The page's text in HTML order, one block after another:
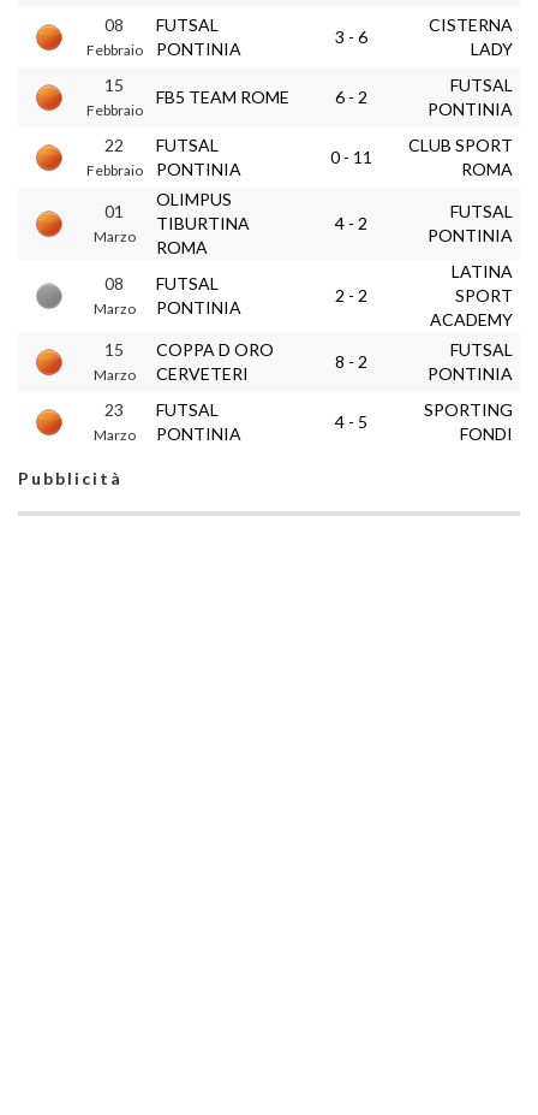
08
Febbraio
FUTSAL
PONTINIA
3 - 6
CISTERNA
LADY
15
Febbraio
FB5 TEAM ROME 6 - 2
FUTSAL
PONTINIA
22
Febbraio
FUTSAL
PONTINIA
0 - 11
CLUB SPORT
ROMA
01
Marzo
OLIMPUS
TIBURTINA
ROMA
4 - 2
FUTSAL
PONTINIA
08
Marzo
FUTSAL
PONTINIA
2 - 2
LATINA
SPORT
ACADEMY
15
Marzo
COPPA D ORO
CERVETERI
8 - 2
FUTSAL
PONTINIA
23
Marzo
FUTSAL
PONTINIA
4 - 5
SPORTING
FONDI
Pubblicità